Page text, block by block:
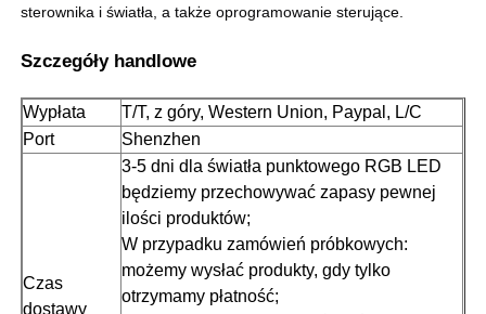
sterownika i światła, a także oprogramowanie sterujące.
Szczegóły handlowe
Wypłata
T/T, z góry, Western Union, Paypal, L/C
Port
Shenzhen
Czas
dostawy
3-5 dni dla światła punktowego RGB LED
będziemy przechowywać zapasy pewnej
ilości produktów;
W przypadku zamówień próbkowych:
możemy wysłać produkty, gdy tylko
otrzymamy płatność;